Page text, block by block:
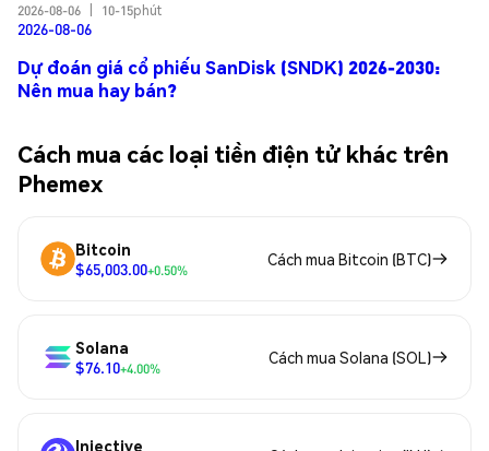
2026-08-06
10-15phút
2026-08-06
Dự đoán giá cổ phiếu SanDisk (SNDK) 2026-2030:
Nên mua hay bán?
Cách mua các loại tiền điện tử khác trên
Phemex
Bitcoin
$65,003.00+0.50%
Cách mua Bitcoin (BTC)
Solana
$76.10+4.00%
Cách mua Solana (SOL)
Injective